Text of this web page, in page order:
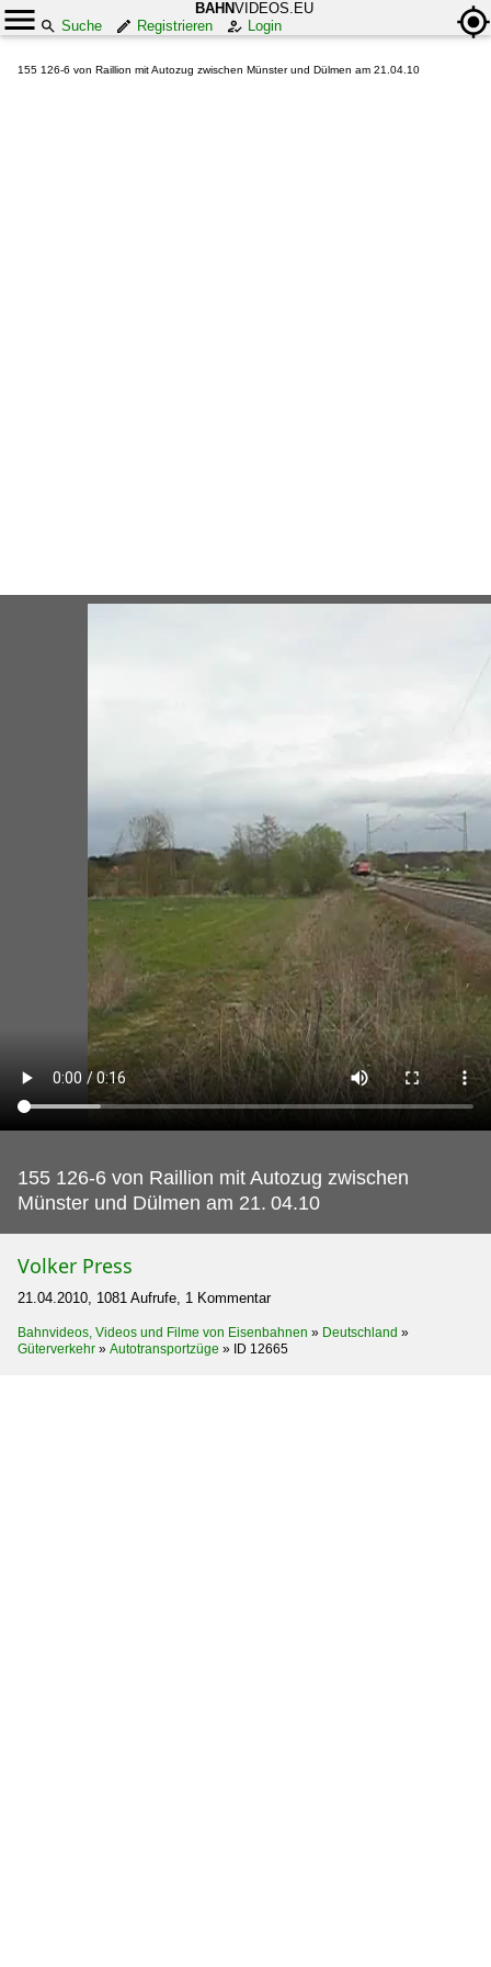
BAHNVIDEOS.EU
Suche
Registrieren Login
155 126-6 von Raillion mit Autozug zwischen Münster und Dülmen am 21.04.10
155 126-6 von Raillion mit Autozug zwischen
Münster und Dülmen am 21. 04.10
Volker Press
21.04.2010, 1081 Aufrufe, 1 Kommentar
Bahnvideos, Videos und Filme von Eisenbahnen » Deutschland »
Güterverkehr » Autotransportzüge » ID 12665